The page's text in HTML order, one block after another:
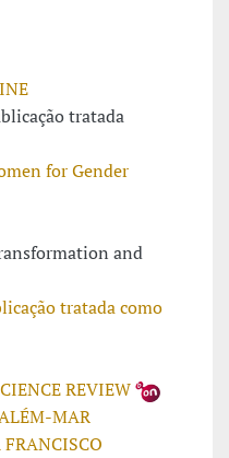
tratada
for Gender
and
tratada como
REVIEW
MAR